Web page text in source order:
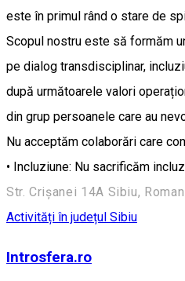
este în primul rând o stare de
Scopul nostru este să formăm
pe dialog transdisciplinar,
după următoarele valori
din grup persoanele care au
Nu acceptăm colaborări care
• Incluziune: Nu sacrificăm
Str. Crișanei 14A Sibiu,
Activități în județul Sibiu
Introsfera.ro